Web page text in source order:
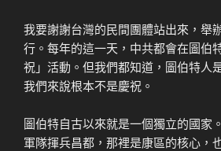
我要謝謝台灣的民間團體站出來，舉
行。每年的這一天，中共都會在圖伯
祝」活動。但我們都知道，圖伯特人
我們來說根本不是慶祝。
圖伯特自古以來就是一個獨立的國家
軍隊揮兵昌都，那裡是康區的核心，